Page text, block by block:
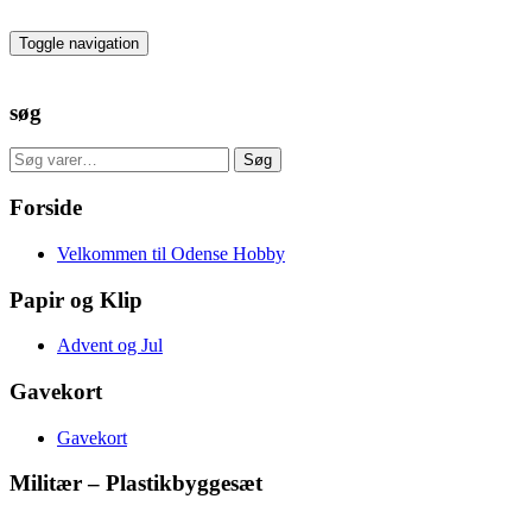
to
the
Toggle navigation
søg
Søg
efter:
Søg
Forside
Velkommen til Odense Hobby
Papir og Klip
Advent og Jul
Gavekort
Gavekort
Militær – Plastikbyggesæt